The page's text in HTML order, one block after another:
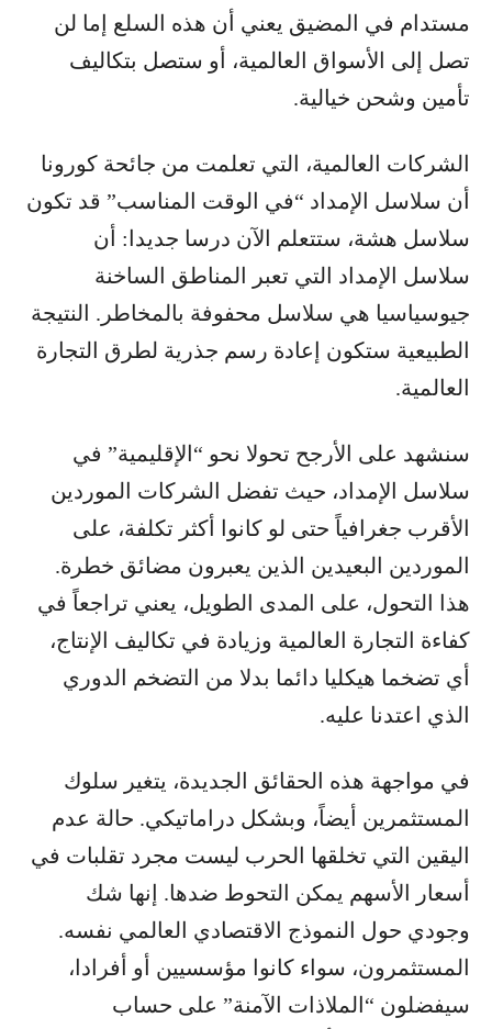
مستدام في المضيق يعني أن هذه السلع إما لن
تصل إلى الأسواق العالمية، أو ستصل بتكاليف
تأمين وشحن خيالية.
الشركات العالمية، التي تعلمت من جائحة كورونا
أن سلاسل الإمداد “في الوقت المناسب” قد تكون
سلاسل هشة، ستتعلم الآن درسا جديدا: أن
سلاسل الإمداد التي تعبر المناطق الساخنة
جيوسياسيا هي سلاسل محفوفة بالمخاطر. النتيجة
الطبيعية ستكون إعادة رسم جذرية لطرق التجارة
العالمية.
سنشهد على الأرجح تحولا نحو “الإقليمية” في
سلاسل الإمداد، حيث تفضل الشركات الموردين
الأقرب جغرافياً حتى لو كانوا أكثر تكلفة، على
الموردين البعيدين الذين يعبرون مضائق خطرة.
هذا التحول، على المدى الطويل، يعني تراجعاً في
كفاءة التجارة العالمية وزيادة في تكاليف الإنتاج،
أي تضخما هيكليا دائما بدلا من التضخم الدوري
الذي اعتدنا عليه.
في مواجهة هذه الحقائق الجديدة، يتغير سلوك
المستثمرين أيضاً، وبشكل دراماتيكي. حالة عدم
اليقين التي تخلقها الحرب ليست مجرد تقلبات في
أسعار الأسهم يمكن التحوط ضدها. إنها شك
وجودي حول النموذج الاقتصادي العالمي نفسه.
المستثمرون، سواء كانوا مؤسسيين أو أفرادا،
سيفضلون “الملاذات الآمنة” على حساب